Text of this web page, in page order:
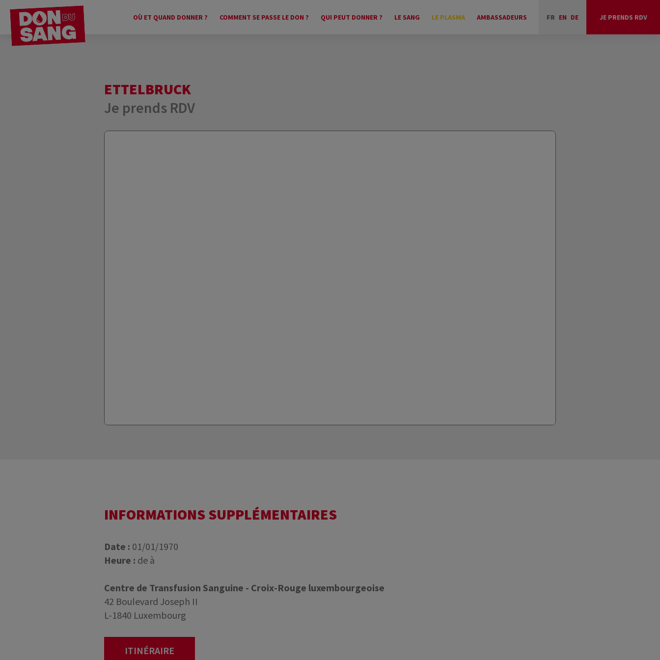
OÙ ET QUAND DONNER ? COMMENT SE PASSE LE DON ? QUI PEUT DONNER ? LE SANG LE PLASMA AMBASSADEURS FR EN DE JE PRENDS RDV
ETTELBRUCK
Je prends RDV
INFORMATIONS SUPPLÉMENTAIRES
Date : 01/01/1970
Heure : de à
Centre de Transfusion Sanguine - Croix-Rouge luxembourgeoise
42 Boulevard Joseph II
L-1840 Luxembourg
ITINÉRAIRE